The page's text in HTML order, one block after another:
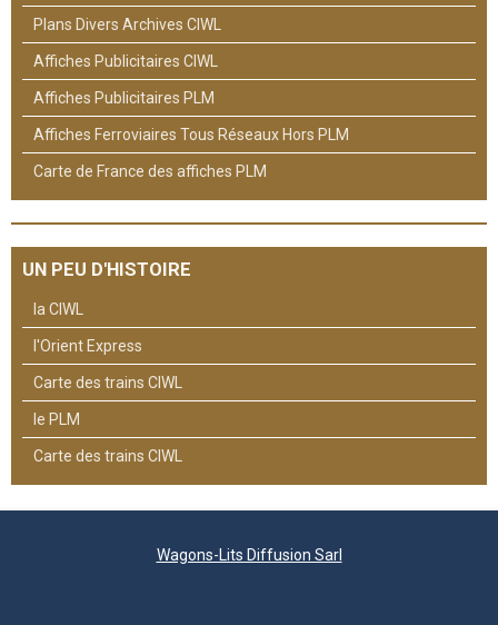
Plans Divers Archives CIWL
Affiches Publicitaires CIWL
Affiches Publicitaires PLM
Affiches Ferroviaires Tous Réseaux Hors PLM
Carte de France des affiches PLM
UN PEU D'HISTOIRE
la CIWL
l'Orient Express
Carte des trains CIWL
le PLM
Carte des trains CIWL
Wagons-Lits Diffusion Sarl